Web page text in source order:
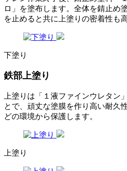
ロ」を塗布します。全体を錆止め
を止めると共に上塗りの密着性も
下塗り
鉄部上塗り
上塗りは「１液ファインウレタン
とで、頑丈な塗膜を作り高い耐久
どの環境から保護します。
上塗り